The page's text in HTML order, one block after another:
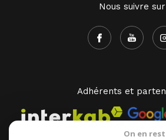
Nous suivre sur
Adhérents et
On en